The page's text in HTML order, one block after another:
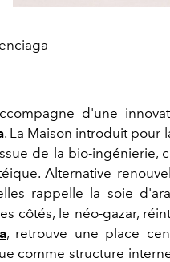
d'une
. La Maison introduit pour
de la bio-ingénierie,
Alternative
rappelle la soie
côtés, le néo-gazar,
, retrouve une place
comme structure